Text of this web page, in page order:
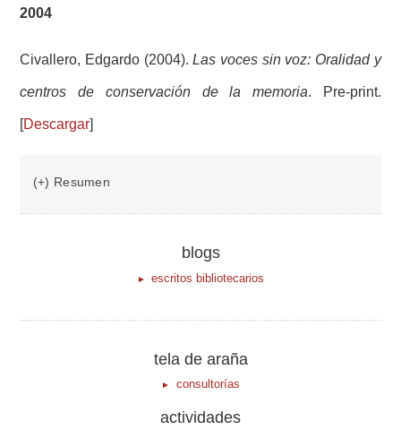
2004
Civallero, Edgardo (2004).Las voces sin voz: Oralidad y
centros de conservación de la memoria. Pre-print.
[Descargar]
(+) Resumen
blogs
escritos bibliotecarios
tela de araña
consultorías
actividades